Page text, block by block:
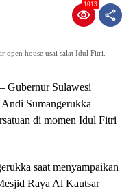
1013
open house usai salat Idul Fitri.
– Gubernur Sulawesi
Sumangerukka
di momen Idul Fitri
saat menyampaikan
Raya Al Kautsar